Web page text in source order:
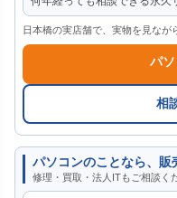
日本橋の実店舗で、実物を見なが
パ
相
パソコンのことなら、販
修理・買取・法人ITもご相談く